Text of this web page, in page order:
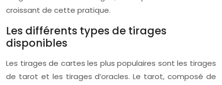
croissant de cette pratique.
Les différents types de tirages
disponibles
Les tirages de cartes les plus populaires sont les tirages
de tarot et les tirages d’oracles. Le tarot, composé de